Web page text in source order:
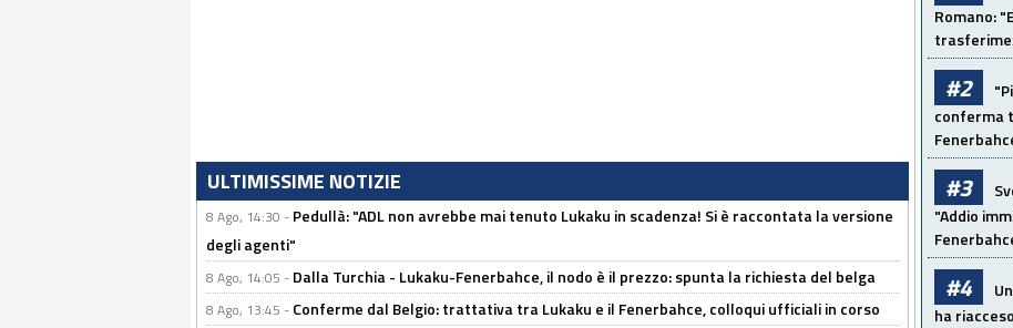
ULTIMISSIME NOTIZIE
8 Ago, 14:30 - Pedullà: "ADL non avrebbe mai tenuto Lukaku in scadenza! Si è raccontata la versione
degli agenti"
8 Ago, 14:05 - Dalla Turchia - Lukaku-Fenerbahce, il nodo è il prezzo: spunta la richiesta del belga
8 Ago, 13:45 - Conferme dal Belgio: trattativa tra Lukaku e il Fenerbahce, colloqui ufficiali in corso
Romano:
#2
conferma
#3
"Addio
#4
ha